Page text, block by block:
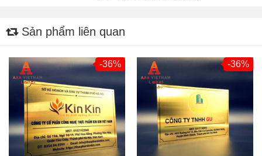
Sản phẩm liên quan
-36% -36%